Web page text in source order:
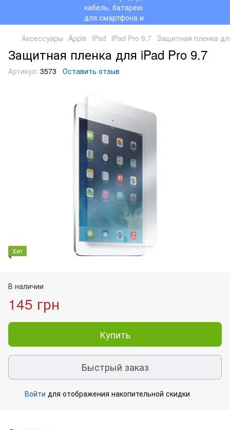
Аксессуары Apple iPad iPad Pro 9.7 Защитная пленка
Защитная пленка для iPad Pro 9.7
Артикул: 3573 Оставить отзыв
Хит
В наличии
145 грн
Купить
Быстрый заказ
Войти для отображения накопительной скидки